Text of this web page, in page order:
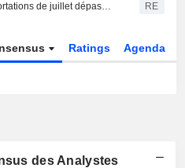
Chine : les exportations de juillet dépassent les attentes grâce à la vigueur de la demande technologique RE
Ratings Agenda
des Analystes